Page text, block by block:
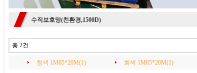
수직보호망(친환경,1500D)
총 2건
청색 1M85*20M(1) 회색 1M85*20M(1)